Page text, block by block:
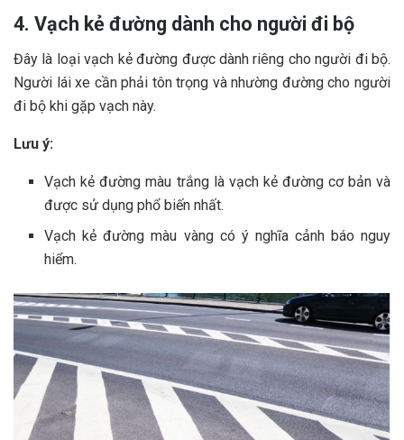
4. Vạch kẻ đường dành cho người đi bộ
Đây là loại vạch kẻ đường được dành riêng cho người đi bộ.
Người lái xe cần phải tôn trọng và nhường đường cho người
đi bộ khi gặp vạch này.
Lưu ý:
Vạch kẻ đường màu trắng là vạch kẻ đường cơ bản và
được sử dụng phổ biến nhất.
Vạch kẻ đường màu vàng có ý nghĩa cảnh báo nguy
hiểm.